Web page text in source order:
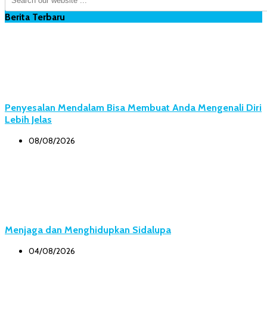
Berita Terbaru
Penyesalan Mendalam Bisa Membuat Anda Mengenali Diri
Lebih Jelas
08/08/2026
Menjaga dan Menghidupkan Sidalupa
04/08/2026